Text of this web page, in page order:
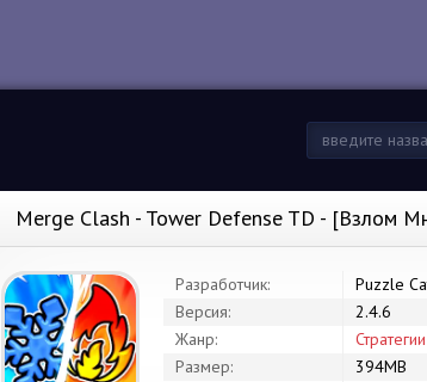
Merge Clash - Tower Defense TD - [Взлом
Разработчик:
Puzzle
Версия:
2.4.6
Жанр:
Стратегии
Размер:
394MB